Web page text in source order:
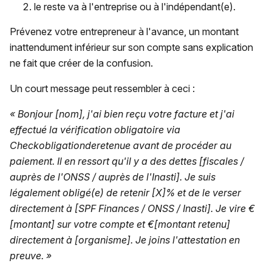
le reste va à l'entreprise ou à l'indépendant(e).
Prévenez votre entrepreneur à l'avance, un montant
inattendument inférieur sur son compte sans explication
ne fait que créer de la confusion.
Un court message peut ressembler à ceci :
« Bonjour [nom], j'ai bien reçu votre facture et j'ai
effectué la vérification obligatoire via
Checkobligationderetenue avant de procéder au
paiement. Il en ressort qu'il y a des dettes [fiscales /
auprès de l'ONSS / auprès de l'Inasti]. Je suis
légalement obligé(e) de retenir [X]% et de le verser
directement à [SPF Finances / ONSS / Inasti]. Je vire €
[montant] sur votre compte et €[montant retenu]
directement à [organisme]. Je joins l'attestation en
preuve. »